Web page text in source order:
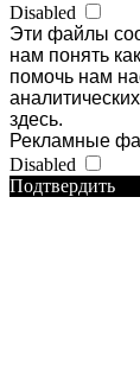
Disabled
Эти файлы
нам понять
помочь нам
здесь.
Рекламные
Disabled
Подтвердить